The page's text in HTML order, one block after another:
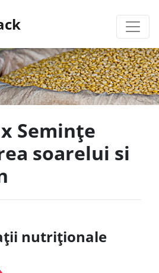
Semințe
soarelui si
nutriționale